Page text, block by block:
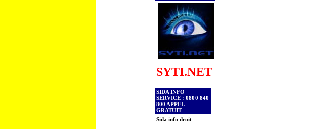
SYTI.NET
SIDA INFO
SERVICE : 0800 840
800 APPEL
GRATUIT
Sida info droit